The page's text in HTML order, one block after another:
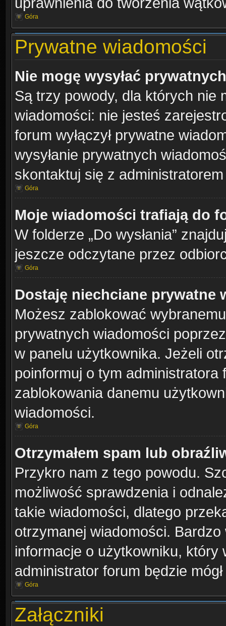
Góra
Prywatne wiadomości
Nie mogę wysyłać
Są trzy powody, dla których nie
wiadomości: nie jesteś
forum wyłączył prywatne
wysyłanie prywatnych
skontaktuj się z
Góra
Moje wiadomości trafiają do
W folderze „Do wysłania”
jeszcze odczytane przez
Góra
Dostaję niechciane prywatne
Możesz zablokować
prywatnych wiadomości
w panelu użytkownika. Jeżeli
poinformuj o tym
zablokowania danemu
wiadomości.
Góra
Otrzymałem spam lub
Przykro nam z tego powodu.
możliwość sprawdzenia i
takie wiadomości, dlatego
otrzymanej wiadomości.
informacje o użytkowniku, który
administrator forum będzie
Góra
Załączniki